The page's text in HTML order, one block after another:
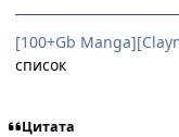
[100+Gb
список
Цитата